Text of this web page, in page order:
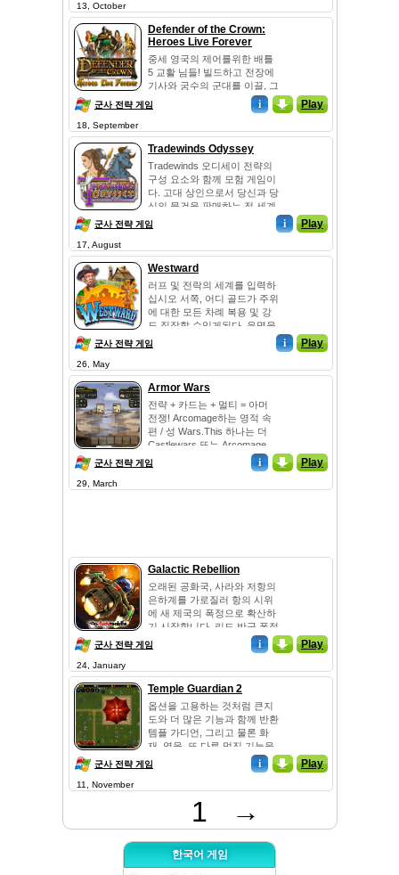
적인 자동 롤과 빠른 전투 기
능! 컴퓨터와의 경쟁 ...
13, October
Defender of the Crown:
Heroes Live Forever
중세 영국의 제어를위한 배틀
5 교활 님들! 빌드하고 전장에
기사와 궁수의 군대를 이끌, 그
리고 공주와 약탈 재무 구조를
대담 습격할. 와 양궁 대회 창
리스 화재와의 적들에게는 포
위공격할! 이득 명성, 그리고
밖으로 근육 현명할하여...
군사 전략 게임 i _ Play
18, September
Tradewinds Odyssey
Tradewinds 오디세이 전략의
구성 요소와 함께 모험 게임이
다. 고대 상인으로서 당신과 당
신의 물건을 판매하는 전 세계
여행을 어디 에나있다. 하지만
바다를 위험으로 가득 차있다
적, 경쟁사와 다른 enviers하여
무역 기업...
군사 전략 게임 i Play
17, August
Westward
러프 및 전락의 세계를 입력하
십시오 서쪽, 어디 골드가 주위
에 대한 모든 차례 복용 및 강
도 짐작할 수있게된다. 운명을
제어로 3 개의 매우 다른 도시
의 먼지가 국경에서 그들이 상
boomtowns합니다. 알 수없는
서쪽과 탐구의 위험에 용감...
군사 전략 게임 i Play
26, May
Armor Wars
전략 + 카드는 + 멀티 = 아머
전쟁! Arcomage하는 영적 속
편 / 성 Wars.This 하나는 더
Castlewars 또는 Arcomage,
같은 오래된 고전에 생물, 저항
만을 가지고 갈, 정교하고 더
군사 전략 게임 i _ Play
29, March
Galactic Rebellion
오래된 공화국, 사라와 저항의
은하계를 가로질러 항의 시위
에 새 제국의 폭정으로 확산하
기 시작합니다. 리드 반군 폭정
에서 은하계를 무료로합니다.
이 게임의 목표는 귀하의 커맨
침략자에 의해 파괴되고있다.
당신은 수준을 사전에 모든
적...
군사 전략 게임 i _ Play
24, January
Temple Guardian 2
옵션을 고용하는 것처럼 큰지
도와 더 많은 기능과 함께 반환
템플 가디언, 그리고 물론 화
재, 영웅. 또 다른 멋진 기능을
연구하는 능력을 떠벌이다. 귀
하의 타워에 대한 더 손상처럼.
군사 전략 게임 i _ Play
11, November
1 →
한국어 게임